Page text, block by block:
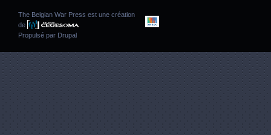
The Belgian War Press est une création
de
Propulsé par Drupal